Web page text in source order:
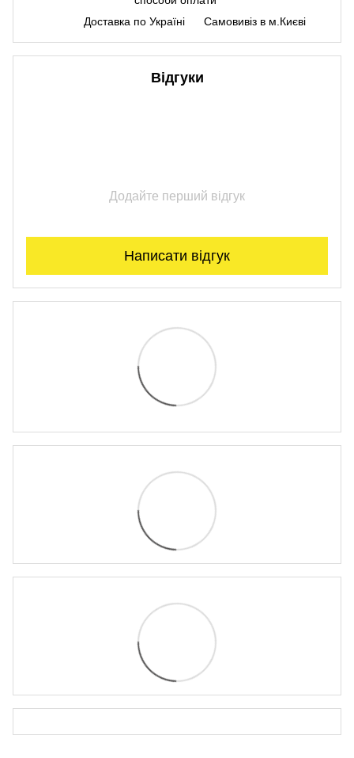
Доставка по Україні
Самовивіз в м.Києві
Відгуки
Додайте перший відгук
Написати відгук